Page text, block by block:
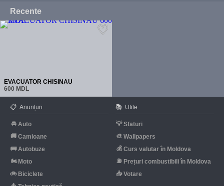
Recente
EVACUATOR CHISINAU
600 MDL
📋 Anunțuri
🚘 Auto
🚚 Camioane
🚌 Autobuze
🏍 Moto
🚲 Biciclete
📚 Utile
💡 Sfaturi
🎨 Wallpapers
💰 Curs valutar în Moldova
⛽ Prețuri combustibili în Moldova
📥 Votare